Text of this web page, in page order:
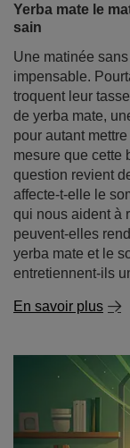
troquent leur
de yerba mate,
pour autant
mesure que cette
question revient
affecte-t-elle le
qui nous aident à
peuvent-elles
yerba mate et le
entretiennent-ils
En savoir plus